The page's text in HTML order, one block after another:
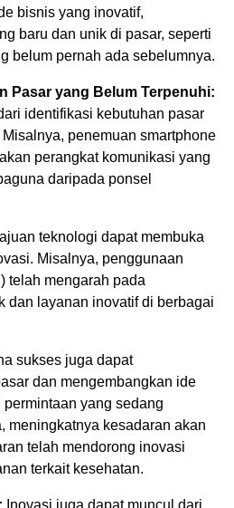
bisnis yang inovatif,
baru dan unik di pasar, seperti
belum pernah ada sebelumnya.
Pasar yang Belum Terpenuhi:
identifikasi kebutuhan pasar
penemuan smartphone
perangkat komunikasi yang
daripada ponsel
teknologi dapat membuka
Misalnya, penggunaan
telah mengarah pada
dan layanan inovatif di berbagai
sukses juga dapat
dan mengembangkan ide
yang sedang
meningkatnya kesadaran akan
telah mendorong inovasi
terkait kesehatan.